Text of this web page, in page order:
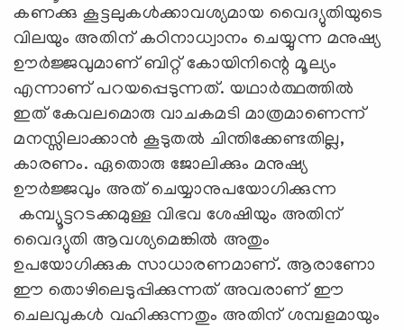
കണക്കു കൂട്ടലുകൾക്കാവശ്യമായ വൈദ്യുതിയുടെ
വിലയും അതിന് കഠിനാധ്വാനം ചെയ്യുന്ന മനുഷ്യ
ഊർജ്ജവുമാണ് ബിറ്റ് കോയിനിന്റെ മൂല്യം
എന്നാണ് പറയപ്പെടുന്നത്. യഥാർത്ഥത്തിൽ
ഇത് കേവലമൊരു വാചകമടി മാത്രമാണെന്ന്
മനസ്സിലാക്കാൻ കൂടുതൽ ചിന്തിക്കേണ്ടതില്ല,
കാരണം. ഏതൊരു ജോലിക്കും മനുഷ്യ
ഊർജ്ജവും അത് ചെയ്യാനുപയോഗിക്കുന്ന
കമ്പ്യൂട്ടറടക്കമുള്ള വിഭവ ശേഷിയും അതിന്
വൈദ്യുതി ആവശ്യമെങ്കിൽ അതും
ഉപയോഗിക്കുക സാധാരണമാണ്. ആരാണോ
ഈ തൊഴിലെടുപ്പിക്കുന്നത് അവരാണ് ഈ
ചെലവുകൾ വഹിക്കുന്നതും അതിന് ശമ്പളമായും